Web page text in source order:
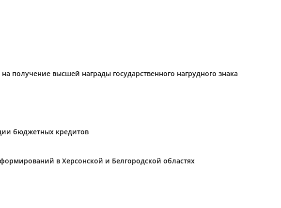
получение высшей награды государственного нагрудного знака
бюджетных кредитов
в Херсонской и Белгородской областях